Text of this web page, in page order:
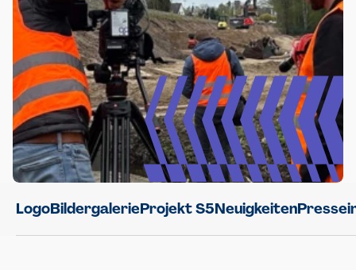
LogoBildergalerieProjekt S5Neuigkeiten